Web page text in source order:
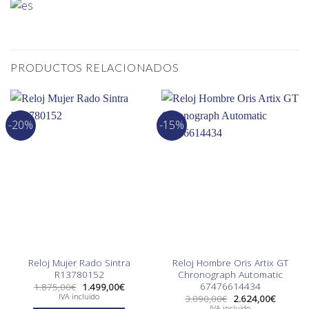
PRODUCTOS RELACIONADOS
-20%
Reloj Mujer Rado Sintra
R13780152
1.875,00€ El
precio
original
1.499,00€El
precio
IVA incluido
-15%
Reloj Hombre Oris Artix GT
Chronograph Automatic
67476614434
3.090,00€ El
2.624,00€El